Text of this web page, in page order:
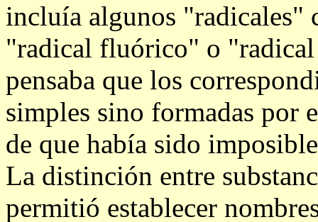
incluía algunos
"radical fluórico" o
pensaba que los
simples sino formadas por
de que había sido
La distinción entre
permitió establecer